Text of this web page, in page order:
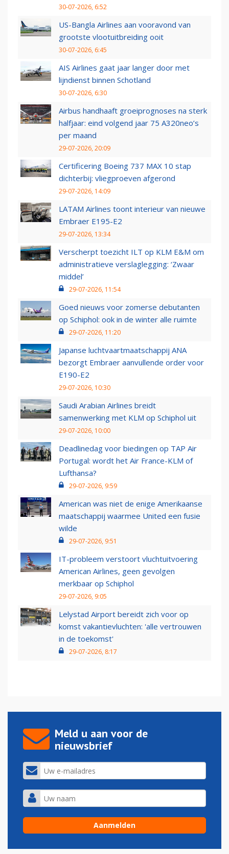
30-07-2026, 6:52
US-Bangla Airlines aan vooravond van
grootste vlootuitbreiding ooit
30-07-2026, 6:45
AIS Airlines gaat jaar langer door met
lijndienst binnen Schotland
30-07-2026, 6:30
Airbus handhaaft groeiprognoses na sterk
halfjaar: eind volgend jaar 75 A320neo’s
per maand
29-07-2026, 20:09
Certificering Boeing 737 MAX 10 stap
dichterbij: vliegproeven afgerond
29-07-2026, 14:09
LATAM Airlines toont interieur van nieuwe
Embraer E195-E2
29-07-2026, 13:34
Verscherpt toezicht ILT op KLM E&M om
administratieve verslaglegging: ‘Zwaar
middel’
29-07-2026, 11:54
Goed nieuws voor zomerse debutanten
op Schiphol: ook in de winter alle ruimte
29-07-2026, 11:20
Japanse luchtvaartmaatschappij ANA
bezorgt Embraer aanvullende order voor
E190-E2
29-07-2026, 10:30
Saudi Arabian Airlines breidt
samenwerking met KLM op Schiphol uit
29-07-2026, 10:00
Deadlinedag voor biedingen op TAP Air
Portugal: wordt het Air France-KLM of
Lufthansa?
29-07-2026, 9:59
American was niet de enige Amerikaanse
maatschappij waarmee United een fusie
wilde
29-07-2026, 9:51
IT-probleem verstoort vluchtuitvoering
American Airlines, geen gevolgen
merkbaar op Schiphol
29-07-2026, 9:05
Lelystad Airport bereidt zich voor op
komst vakantievluchten: 'alle vertrouwen
in de toekomst'
29-07-2026, 8:17
Meld u aan voor de
nieuwsbrief